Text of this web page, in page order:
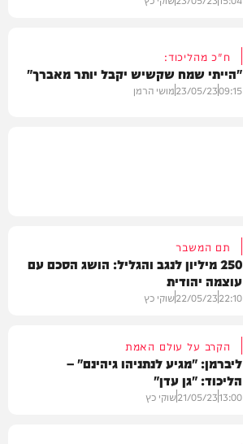
ח"כ מהליכוד:
"הייתי שמח שקשיש יקבל יותר מאברך"
09:15
23/05/23מושי הרמן
תם המשבר
250 מיליון לנגב והגליל: הושג הסכם עם
עוצמה יהודית
22:10
22/05/23שוקי כץ
הקרב על עולם האמת
ליברמן: "מגיע לנתניהו גיהינם" –
הליכוד: "גן עדן"
13:00
21/05/23שוקי כץ